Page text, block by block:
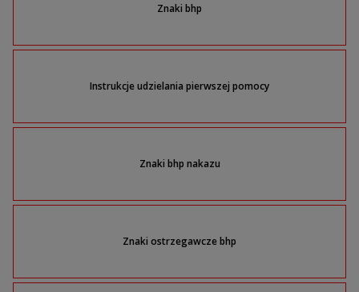
Znaki bhp
Instrukcje udzielania pierwszej pomocy
Znaki bhp nakazu
Znaki ostrzegawcze bhp